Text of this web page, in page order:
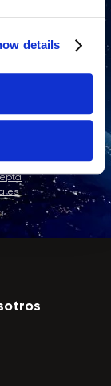
details